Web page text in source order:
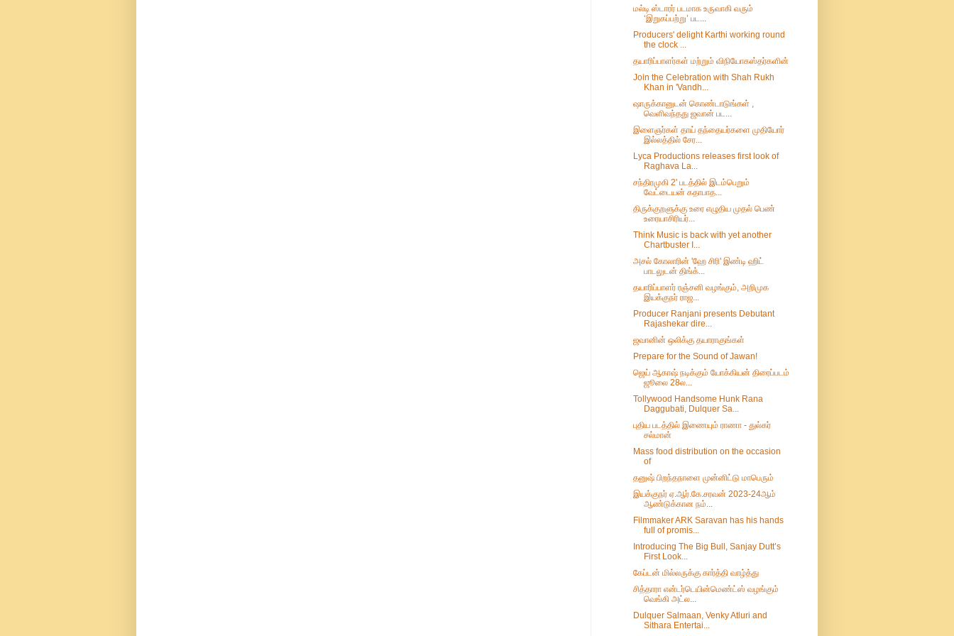
மல்டி ஸ்டாரர் படமாக உருவாகி வரும்
‘இறுகப்பற்று’ பட...
Producers' delight Karthi working round
the clock ...
தயாரிப்பாளர்கள் மற்றும் விநியோகஸ்தர்களின்
Join the Celebration with Shah Rukh
Khan in 'Vandh...
ஷாருக்கானுடன் கொண்டாடுங்கள் ,
வெளிவந்தது ஜவான் பட...
இளைஞர்கள் தாய் தந்தையர்களை முதியோர்
இல்லத்தில் சேர...
Lyca Productions releases first look of
Raghava La...
சந்திரமுகி 2' படத்தில் இடம்பெறும்
வேட்டையன் கதாபாத...
திருக்குறளுக்கு உரை எழுதிய முதல் பெண்
உரையாசிரியர்...
Think Music is back with yet another
Chartbuster I...
அசல் கோலாரின் 'ஹே சிரி' இண்டி ஹிட்
பாடலுடன் திங்க்...
தயாரிப்பாளர் ரஞ்சனி வழங்கும், அறிமுக
இயக்குநர் ராஜ...
Producer Ranjani presents Debutant
Rajashekar dire...
ஜவானின் ஒலிக்கு தயாராகுங்கள்
Prepare for the Sound of Jawan!
ஜெய் ஆகாஷ் நடிக்கும் யோக்கியன் திரைப்படம்
ஜூலை 28ல...
Tollywood Handsome Hunk Rana
Daggubati, Dulquer Sa...
புதிய படத்தில் இணையும் ராணா - துல்கர்
சல்மான்
Mass food distribution on the occasion
of
தனுஷ் பிறந்தநாளை முன்னிட்டு மாபெரும்
இயக்குநர் ஏ.ஆர்.கே.சரவன் 2023-24ஆம்
ஆண்டுக்கான நம்...
Filmmaker ARK Saravan has his hands
full of promis...
Introducing The Big Bull, Sanjay Dutt’s
First Look...
கேப்டன் மில்லருக்கு கார்த்தி வாழ்த்து
சித்தாரா என்டர்டெயின்மெண்ட்ஸ் வழங்கும்
வெங்கி அட்ல...
Dulquer Salmaan, Venky Atluri and
Sithara Entertai...